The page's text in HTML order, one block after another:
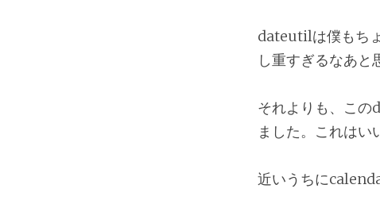
dateutilは僕もち
し重すぎるなあと
それよりも、こ
ました。これはい
近いうちに